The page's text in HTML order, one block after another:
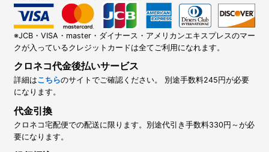
※JCB・VISA・master・ダイナース・アメリカンエキスプレスのマー
クが入っているクレジットカードは全てご利用になれます。
クロネコ代金後払いサービス
詳細はこちらのサイトでご確認ください。 別途手数料245円が必要
になります。
代金引換
クロネコ宅配便での配送に限ります。別途代引き手数料330円～が必
要になります。